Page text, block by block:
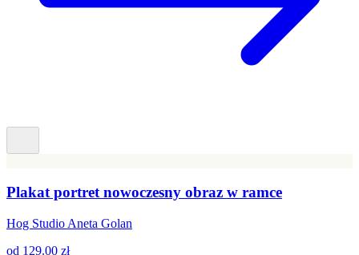
Plakat portret nowoczesny obraz w ramce
Hog Studio Aneta Golan
od 129.00 zł